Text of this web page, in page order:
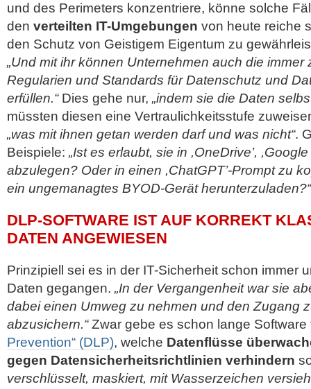
und des Perimeters konzentriere, könne solche
den verteilten IT-Umgebungen von heute reiche
den Schutz von Geistigem Eigentum zu
„Und mit ihr können Unternehmen auch die
Regularien und Standards für Datenschutz und
erfüllen.“Dies gehe nur, „indem sie die Daten
müssten diesen eine Vertraulichkeitsstufe
„was mit ihnen getan werden darf und was nicht“.
Beispiele: „Ist es erlaubt, sie in ,OneDrive’, ,Google
abzulegen? Oder in einen ,ChatGPT’-Prompt zu
ein ungemanagtes BYOD-Gerät herunterzuladen?“
DLP-SOFTWARE IST AUF KORREKT
DATEN ANGEWIESEN
Prinzipiell sei es in der IT-Sicherheit schon immer
Daten gegangen. „In der Vergangenheit war sie
dabei einen Umweg zu nehmen und den Zugang
abzusichern.“Zwar gebe es schon lange
Prevention“ (DLP), welche Datenflüsse
gegen Datensicherheitsrichtlinien verhindern
verschlüsselt, maskiert, mit Wasserzeichen